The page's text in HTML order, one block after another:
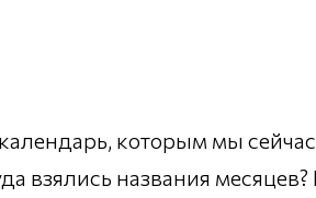
которым мы сейчас
взялись названия